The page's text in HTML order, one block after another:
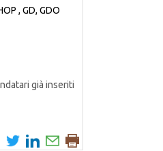
già inseriti